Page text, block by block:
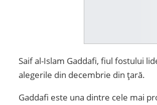
Saif al-Islam Gaddafi, fiul fostului
alegerile din decembrie din țară.
Gaddafi este una dintre cele mai